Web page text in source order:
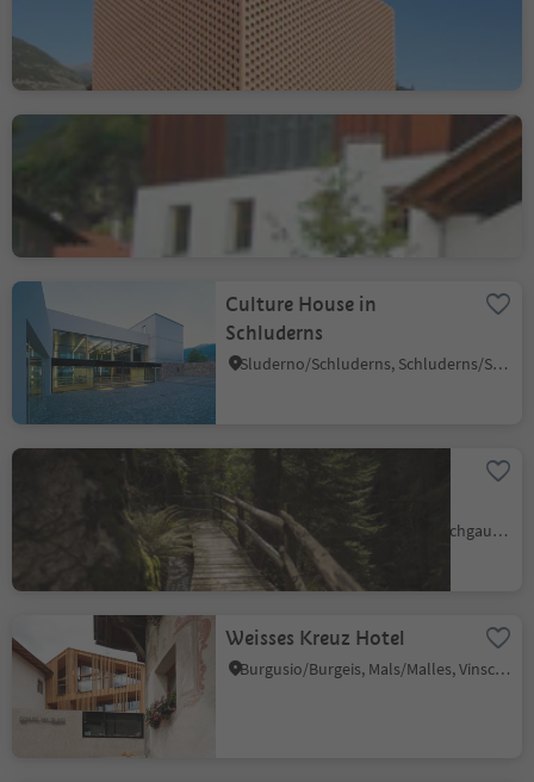
Vintschger Museum
Culture House in
Schluderns
Sluderno/Schluderns, Schluderns/Sluderno, Vinschgau/Val Venosta
Irrigation Channel Paths
in the Upper Venosta
Valley
Malles/Mals, Mals/Malles, Vinschgau/Val Venosta
Weisses Kreuz Hotel
Burgusio/Burgeis, Mals/Malles, Vinschgau/Val Venosta